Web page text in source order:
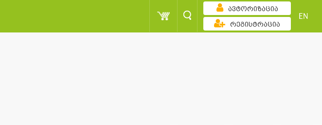
ავტორიზაცია
რეგისტრაცია
EN